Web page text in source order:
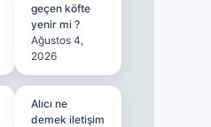
geçen köfte
yenir mi ?
Ağustos 4,
2026
Alıcı ne
demek iletişim